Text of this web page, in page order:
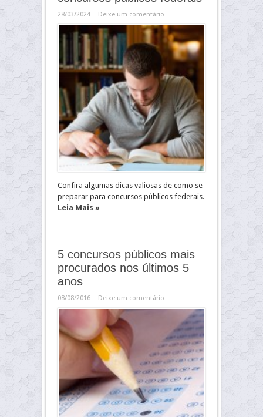
28/03/2024 Deixe um comentário
Confira algumas dicas valiosas de como se
preparar para concursos públicos federais.
Leia Mais »
5 concursos públicos mais
procurados nos últimos 5
anos
08/08/2016 Deixe um comentário